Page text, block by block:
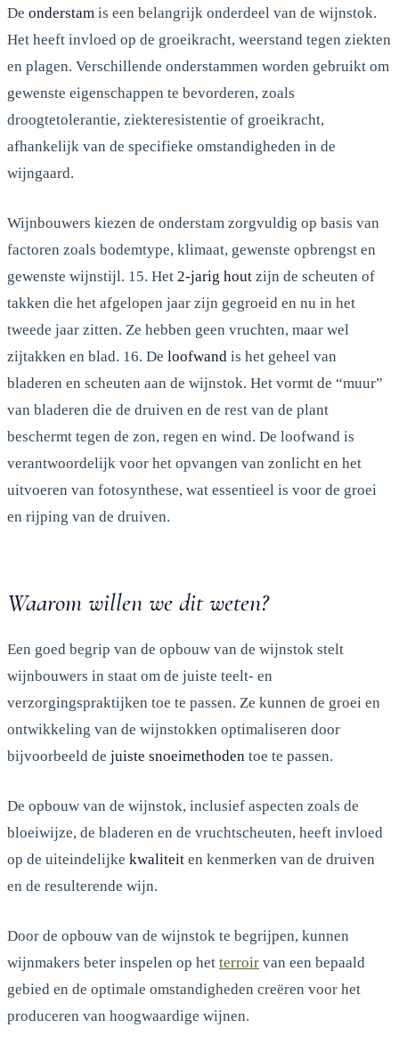
De onderstam is een belangrijk onderdeel van de wijnstok.
Het heeft invloed op de groeikracht, weerstand tegen ziekten
en plagen. Verschillende onderstammen worden gebruikt om
gewenste eigenschappen te bevorderen, zoals
droogtetolerantie, ziekteresistentie of groeikracht,
afhankelijk van de specifieke omstandigheden in de
wijngaard.
Wijnbouwers kiezen de onderstam zorgvuldig op basis van
factoren zoals bodemtype, klimaat, gewenste opbrengst en
gewenste wijnstijl. 15. Het 2-jarig hout zijn de scheuten of
takken die het afgelopen jaar zijn gegroeid en nu in het
tweede jaar zitten. Ze hebben geen vruchten, maar wel
zijtakken en blad. 16. De loofwand is het geheel van
bladeren en scheuten aan de wijnstok. Het vormt de “muur”
van bladeren die de druiven en de rest van de plant
beschermt tegen de zon, regen en wind. De loofwand is
verantwoordelijk voor het opvangen van zonlicht en het
uitvoeren van fotosynthese, wat essentieel is voor de groei
en rijping van de druiven.
Waarom willen we dit weten?
Een goed begrip van de opbouw van de wijnstok stelt
wijnbouwers in staat om de juiste teelt- en
verzorgingspraktijken toe te passen. Ze kunnen de groei en
ontwikkeling van de wijnstokken optimaliseren door
bijvoorbeeld de juiste snoeimethoden toe te passen.
De opbouw van de wijnstok, inclusief aspecten zoals de
bloeiwijze, de bladeren en de vruchtscheuten, heeft invloed
op de uiteindelijke kwaliteit en kenmerken van de druiven
en de resulterende wijn.
Door de opbouw van de wijnstok te begrijpen, kunnen
wijnmakers beter inspelen op het terroir van een bepaald
gebied en de optimale omstandigheden creëren voor het
produceren van hoogwaardige wijnen.